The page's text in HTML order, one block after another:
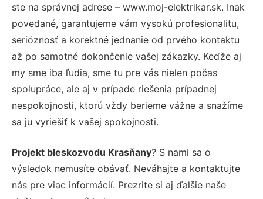
ste na správnej adrese – www.moj-elektrikar.sk. Inak
povedané, garantujeme vám vysokú profesionalitu,
serióznosť a korektné jednanie od prvého kontaktu
až po samotné dokončenie vašej zákazky. Keďže aj
my sme iba ľudia, sme tu pre vás nielen počas
spolupráce, ale aj v prípade riešenia prípadnej
nespokojnosti, ktorú vždy berieme vážne a snažíme
sa ju vyriešiť k vašej spokojnosti.
Projekt bleskozvodu Krasňany? S nami sa o
výsledok nemusíte obávať. Neváhajte a kontaktujte
nás pre viac informácií. Prezrite si aj ďalšie naše